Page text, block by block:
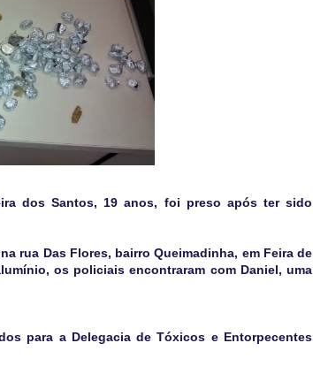
dos Santos, 19 anos, foi preso após ter sido
rua Das Flores, bairro Queimadinha, em Feira de
os policiais encontraram com Daniel, uma
para a Delegacia de Tóxicos e Entorpecentes